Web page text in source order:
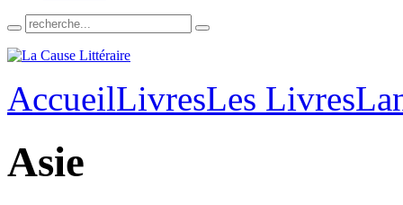
AccueilLivresLes Livres
Asie